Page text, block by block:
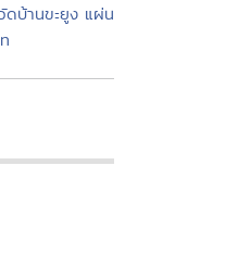
บ้านขะยูง แผ่น